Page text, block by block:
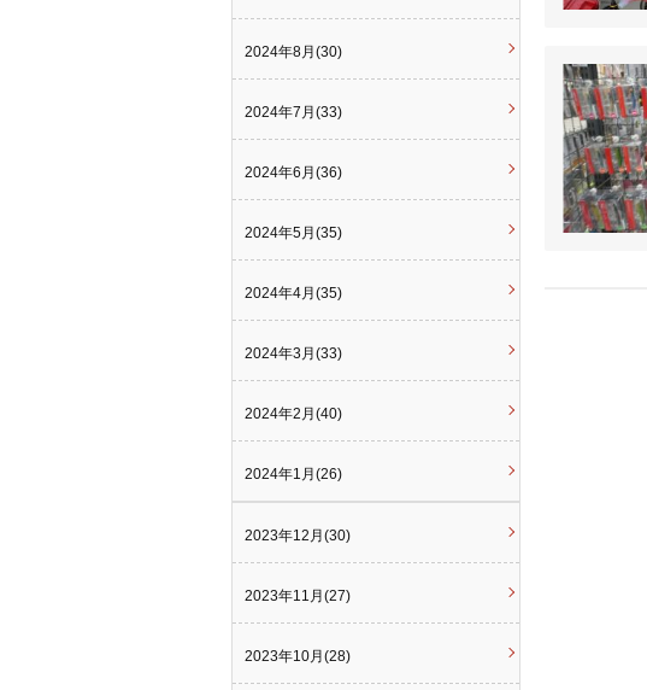
2024年8月(30)
2024年7月(33)
2024年6月(36)
2024年5月(35)
2024年4月(35)
2024年3月(33)
2024年2月(40)
2024年1月(26)
2023年12月(30)
2023年11月(27)
2023年10月(28)